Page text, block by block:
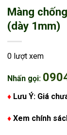
Màng
(dày 1mm)
0 lượt xem
Nhấn gọi:
♦ Lưu Ý: Giá
♦ Xem chính